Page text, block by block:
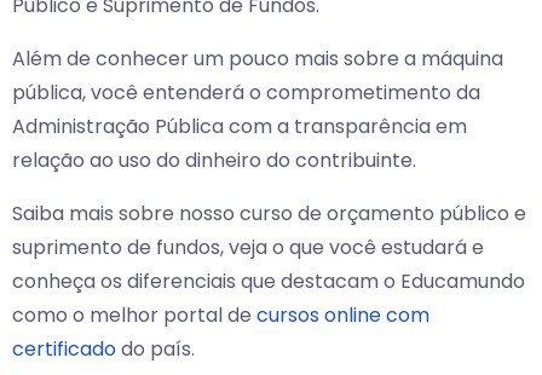
Além de conhecer um pouco mais sobre a máquina
pública, você entenderá o comprometimento da
Administração Pública com a transparência em
relação ao uso do dinheiro do contribuinte.
Saiba mais sobre nosso curso de orçamento público e
suprimento de fundos, veja o que você estudará e
conheça os diferenciais que destacam o Educamundo
como o melhor portal de cursos online com
certificadodo país.